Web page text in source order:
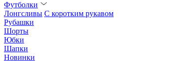
Футболки
Лонгсливы С коротким рукавом
Рубашки
Шорты
Юбки
Шапки
Новинки